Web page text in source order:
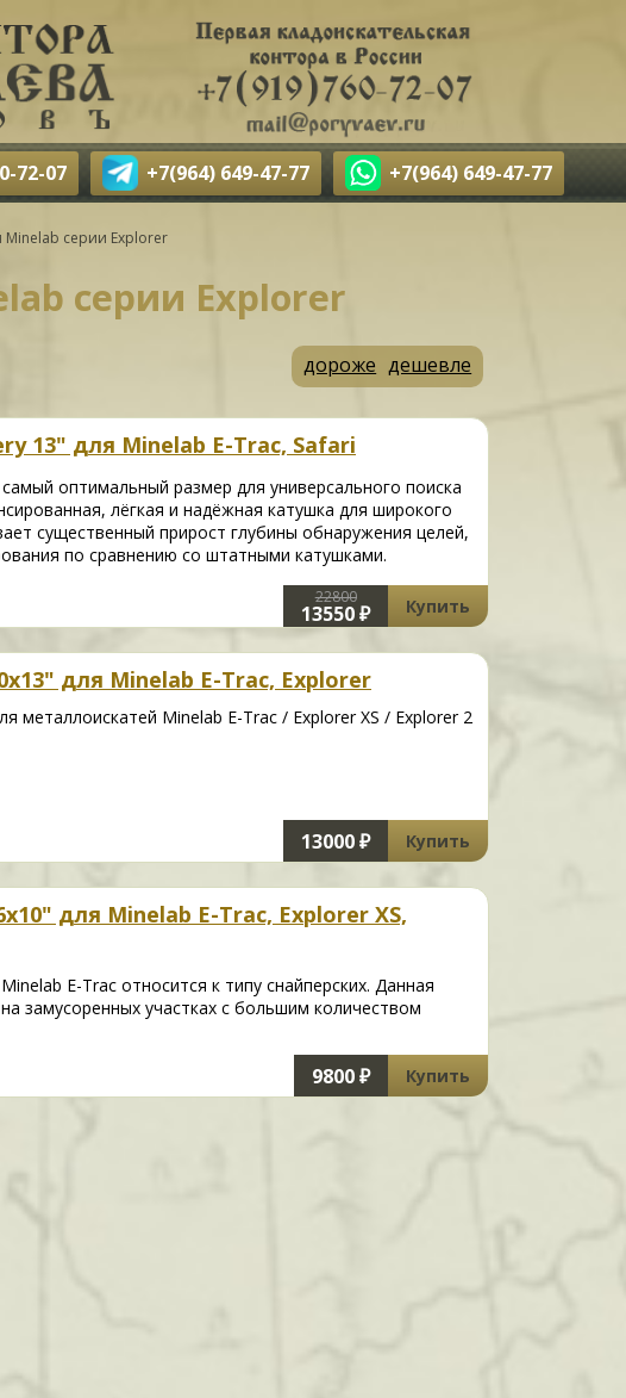
72-07 +7(964) 649-47-77 +7(964) 649-47-77
Minelab серии Explorer
серии Explorer
дороже дешевле
13" для Minelab E-Trac, Safari
оптимальный размер для универсального поиска
лёгкая и надёжная катушка для широкого
существенный прирост глубины обнаружения целей,
по сравнению со штатными катушками.
22800
13550 ₽ Купить
для Minelab E-Trac, Explorer
металлоискатей Minelab E-Trac / Explorer ХS / Explorer 2
13000 ₽ Купить
для Minelab E-Trac, Explorer ХS,
E-Trac относится к типу снайперских. Данная
замусоренных участках с большим количеством
9800 ₽ Купить